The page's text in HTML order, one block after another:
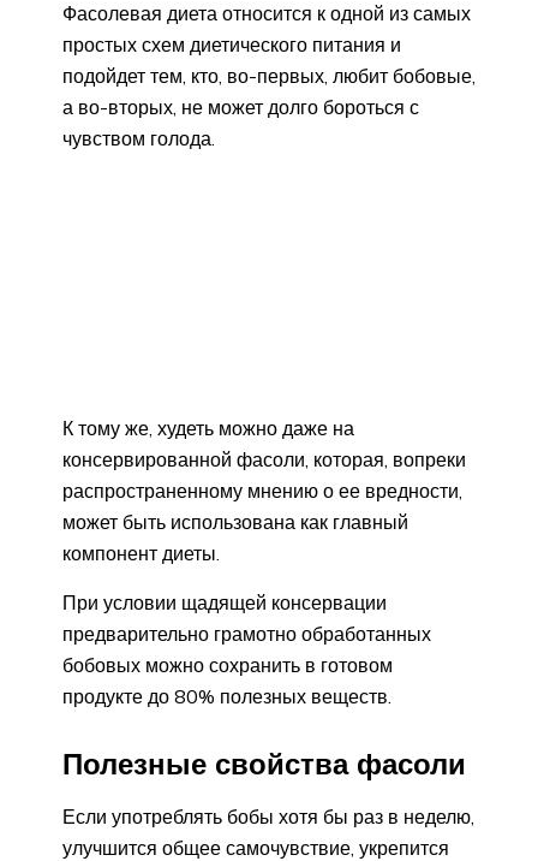
Фасолевая диета относится к одной из самых
простых схем диетического питания и
подойдет тем, кто, во-первых, любит бобовые,
а во-вторых, не может долго бороться с
чувством голода.
К тому же, худеть можно даже на
консервированной фасоли, которая, вопреки
распространенному мнению о ее вредности,
может быть использована как главный
компонент диеты.
При условии щадящей консервации
предварительно грамотно обработанных
бобовых можно сохранить в готовом
продукте до 80% полезных веществ.
Полезные свойства фасоли
Если употреблять бобы хотя бы раз в неделю,
улучшится общее самочувствие, укрепится